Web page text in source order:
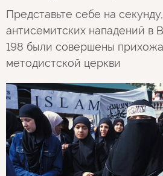
Представьте себе на
антисемитских нападений в
198 были совершены
методистской церкви